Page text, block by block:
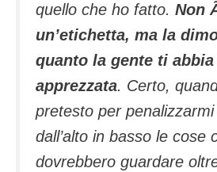
quello che ho fatto. Non
un’etichetta, ma la
quanto la gente ti
apprezzata. Certo,
pretesto per
dall’alto in basso le cose
dovrebbero guardare